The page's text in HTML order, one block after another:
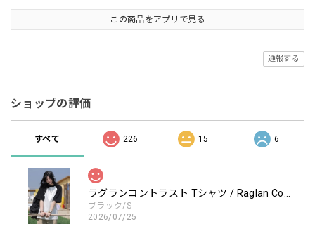
この商品をアプリで見る
通報する
ショップの評価
すべて 226 15 6
ブラック/S
2026/07/25